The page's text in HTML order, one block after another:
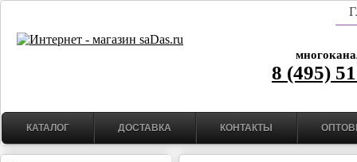
8 (495)
КАТАЛОГ ДОСТАВКА КОНТАКТЫ